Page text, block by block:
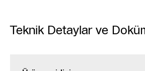
Teknik Detaylar ve